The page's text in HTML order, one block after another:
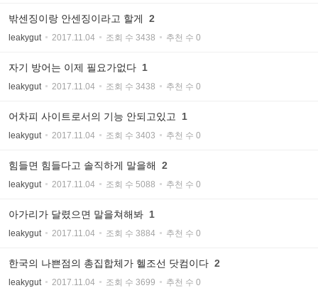
밖센징이랑 안센징이라고 할게 2
leakygut 2017.11.04 조회 수 3438 추천 수 0
자기 방어는 이제 필요가없다 1
leakygut 2017.11.04 조회 수 3438 추천 수 0
어차피 사이트로서의 기능 안되고있고 1
leakygut 2017.11.04 조회 수 3403 추천 수 0
힘들면 힘들다고 솔직하게 말을해 2
leakygut 2017.11.04 조회 수 5088 추천 수 0
아가리가 달렸으면 말을쳐해봐 1
leakygut 2017.11.04 조회 수 3884 추천 수 0
한국의 나쁜점의 총집합체가 헬조선 닷컴이다 2
leakygut 2017.11.04 조회 수 3699 추천 수 0